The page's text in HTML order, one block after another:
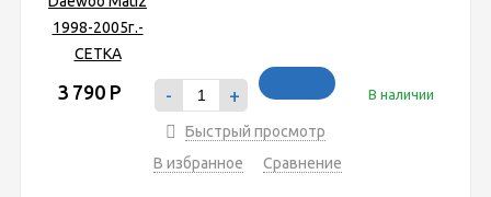
3 790 Р - + В наличии
Быстрый просмотр
В избранное
Сравнение